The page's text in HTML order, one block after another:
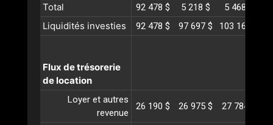
Total 92 478 $ 5 218 $ 5 468 $
Liquidités investies 92 478 $ 97 697 $ 103 165 $
Flux de trésorerie
de location
Loyer et autres
revenue
26 190 $ 26 975 $ 27 784 $